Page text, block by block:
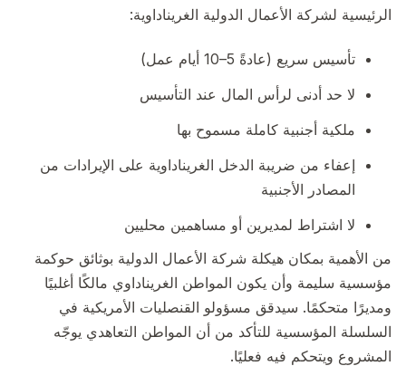
الرئيسية لشركة الأعمال الدولية الغريناداوية:
تأسيس سريع (عادةً 5–10 أيام عمل)
لا حد أدنى لرأس المال عند التأسيس
ملكية أجنبية كاملة مسموح بها
إعفاء من ضريبة الدخل الغريناداوية على الإيرادات من
المصادر الأجنبية
لا اشتراط لمديرين أو مساهمين محليين
من الأهمية بمكان هيكلة شركة الأعمال الدولية بوثائق حوكمة
مؤسسية سليمة وأن يكون المواطن الغريناداوي مالكًا أغلبيًا
ومديرًا متحكمًا. سيدقق مسؤولو القنصليات الأمريكية في
السلسلة المؤسسية للتأكد من أن المواطن التعاهدي يوجّه
المشروع ويتحكم فيه فعليًا.